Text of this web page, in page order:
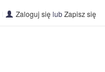
Zaloguj się lubZapisz się